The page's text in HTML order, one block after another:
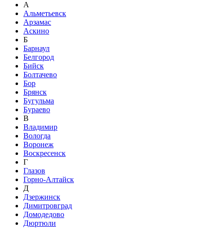
А
Альметьевск
Арзамас
Аскино
Б
Барнаул
Белгород
Бийск
Болтачево
Бор
Брянск
Бугульма
Бураево
В
Владимир
Вологда
Воронеж
Воскресенск
Г
Глазов
Горно-Алтайск
Д
Дзержинск
Димитровград
Домодедово
Дюртюли